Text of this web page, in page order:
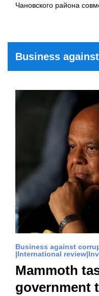
Чановского района
Business
Business against
International review
Mammoth
government